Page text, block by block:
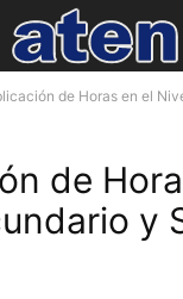
de Horas en el
de
y